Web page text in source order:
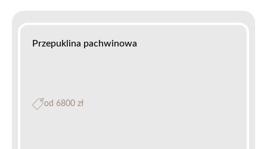
Przepuklina pachwinowa
od 6800 zł